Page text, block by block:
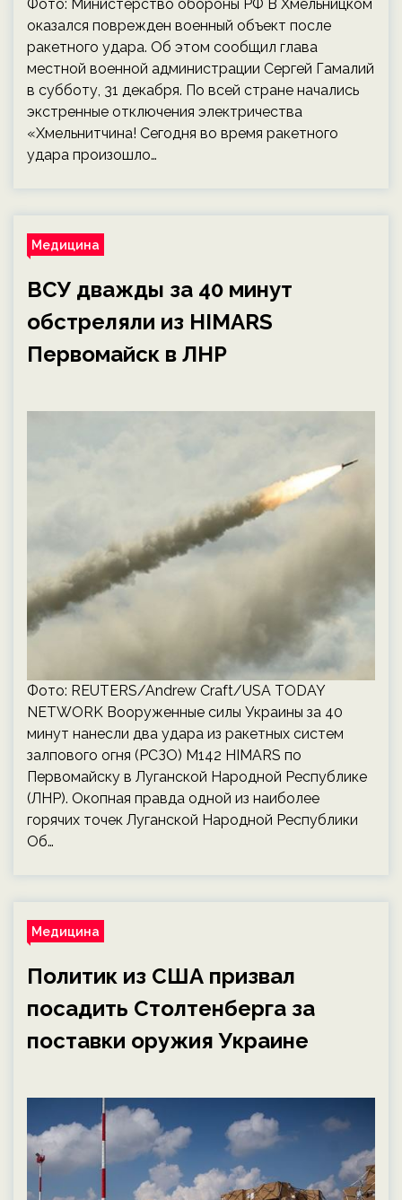
Фото: Министерство обороны РФ В Хмельницком
оказался поврежден военный объект после
ракетного удара. Об этом сообщил глава
местной военной администрации Сергей Гамалий
в субботу, 31 декабря. По всей стране начались
экстренные отключения электричества
«Хмельнитчина! Сегодня во время ракетного
удара произошло…
Медицина
ВСУ дважды за 40 минут
обстреляли из HIMARS
Первомайск в ЛНР
Фото: REUTERS/Andrew Craft/USA TODAY
NETWORK Вооруженные силы Украины за 40
минут нанесли два удара из ракетных систем
залпового огня (РСЗО) М142 HIMARS по
Первомайску в Луганской Народной Республике
(ЛНР). Окопная правда одной из наиболее
горячих точек Луганской Народной Республики
Об…
Медицина
Политик из США призвал
посадить Столтенберга за
поставки оружия Украине